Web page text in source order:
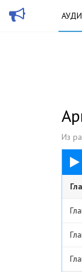
Из
08:41